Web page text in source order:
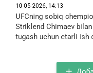
10-05-2026, 14:13
UFCning sobiq
Striklend Chimaev
tugash uchun etarli ish